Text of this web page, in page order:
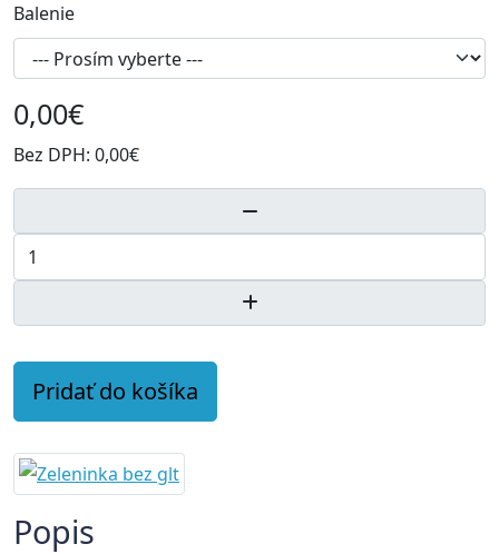
Balenie
0,00€
Bez DPH: 0,00€
Pridať do košíka
Popis